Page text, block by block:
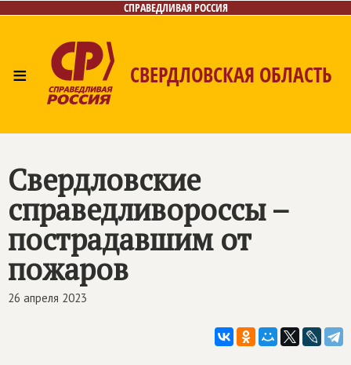
СПРАВЕДЛИВАЯ РОССИЯ
≡ СВЕРДЛОВСКАЯ ОБЛАСТЬ
Свердловские
справедливороссы –
пострадавшим от
пожаров
26 апреля 2023